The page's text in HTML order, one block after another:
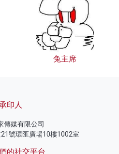
兔主席
承印人
傳媒有限公司
號環匯廣場10樓1002室
的社交平台